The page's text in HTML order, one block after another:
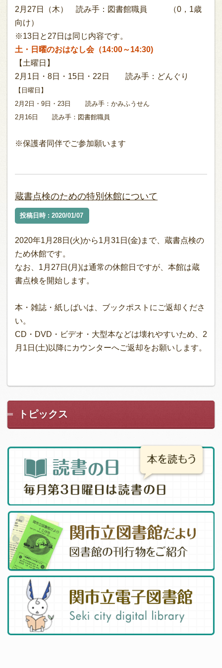
2月27日（木） 読み手：図書館職員 （0，1歳
向け）
※13日と27日は同じ内容です。
土・日曜のおはなし会（14:00～14:30)
【土曜日】
2月1日・8日・15日・22日 読み手：どんぐり
【日曜日】
2月2日・9日・23日
読み手：かみふうせん
2月16日 読み手：図書館職員
※保護者同伴でご参加願います
蔵書点検のための特別休館について
投稿日時 : 2020/01/07
2020年1月28日(火)から1月31日(金)まで、蔵書点検の
ため休館です。
なお、1月27日(月)は通常の休館日ですが、本館は蔵
書点検を開始します。
本・雑誌・紙しばいは、ブックポストにご返却くださ
い。
CD・DVD・ビデオ・大型本などは壊れやすいため、2
月1日(土)以降にカウンターへご返却をお願いします。
トピックス